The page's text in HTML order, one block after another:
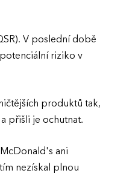
V poslední době
riziko v
produktů tak,
přišli je ochutnat.
ani
nezískal plnou